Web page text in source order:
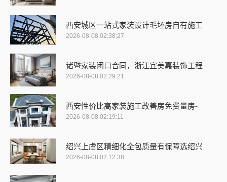
西安城区一站式家装设计毛坯房自有施工
2026-08-08 02:38:27
诸暨家装闭口合同，浙江宜美嘉装饰工程
2026-08-08 02:29:21
西安性价比高家装施工改善房免费量房-
2026-08-08 02:19:11
绍兴上虞区精细化全包质量有保障选绍兴
2026-08-08 02:12:38